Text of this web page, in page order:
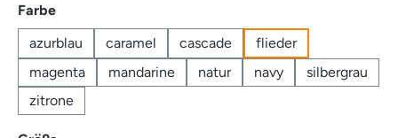
Farbeauswählen
azurblau
caramel cascade
flieder
magenta
mandarine natur navy
silbergrau
zitrone